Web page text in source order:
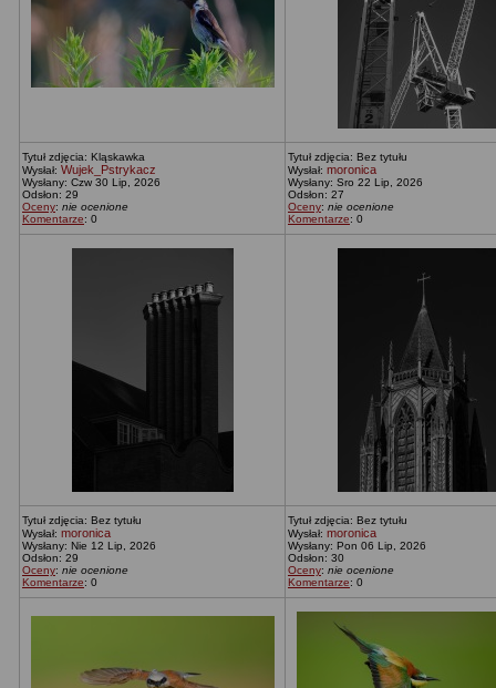
Tytuł zdjęcia: Kląskawka
Wysłał: Wujek_Pstrykacz
Wysłany: Czw 30 Lip, 2026
Odsłon: 29
Oceny: nie ocenione
Komentarze: 0
Tytuł zdjęcia: Bez tytułu
Wysłał: moronica
Wysłany: Sro 22 Lip, 2026
Odsłon: 27
Oceny: nie ocenione
Komentarze: 0
Tytuł zdjęcia: Bez tytułu
Wysłał: moronica
Wysłany: Nie 12 Lip, 2026
Odsłon: 29
Oceny: nie ocenione
Komentarze: 0
Tytuł zdjęcia: Bez tytułu
Wysłał: moronica
Wysłany: Pon 06 Lip, 2026
Odsłon: 30
Oceny: nie ocenione
Komentarze: 0